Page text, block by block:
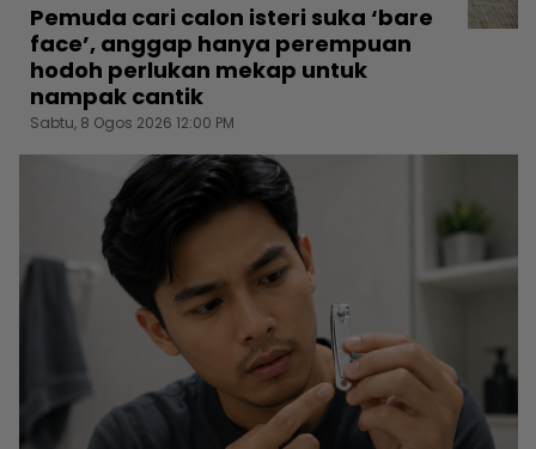
Pemuda cari calon isteri suka ‘bare
face’, anggap hanya perempuan
hodoh perlukan mekap untuk
nampak cantik
Sabtu, 8 Ogos 2026 12:00 PM